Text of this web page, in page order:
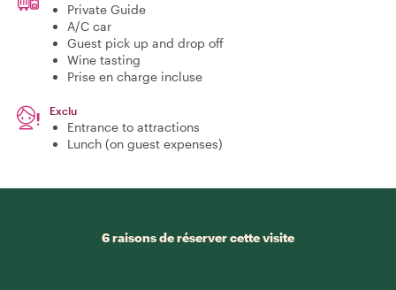
Private Guide
A/C car
Guest pick up and drop off
Wine tasting
Prise en charge incluse
Exclu
Entrance to attractions
Lunch (on guest expenses)
6 raisons de réserver cette visite